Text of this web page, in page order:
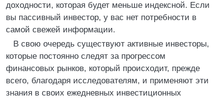
доходности, которая будет меньше индексной. Если
вы пассивный инвестор, у вас нет потребности в
самой свежей информации.
В свою очередь существуют активные инвесторы,
которые постоянно следят за прогрессом
финансовых рынков, который происходит, прежде
всего, благодаря исследователям, и применяют эти
знания в своих ежедневных инвестиционных